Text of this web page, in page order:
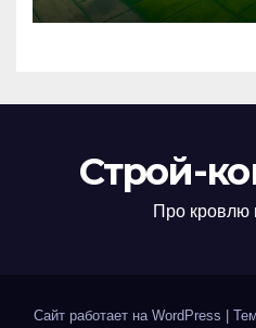
Строй-
Про кровлю
Сайт работает на WordPress